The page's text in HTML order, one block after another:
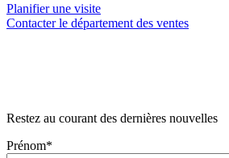
Planifier une visite
Contacter le département des ventes
Restez au courant des dernières nouvelles
Prénom*